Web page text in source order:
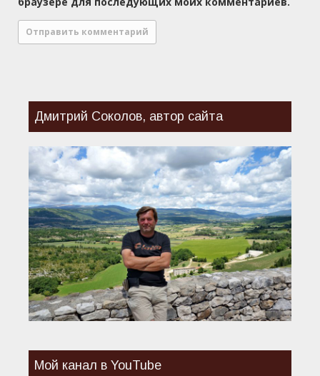
Дмитрий Соколов, автор сайта
Мой канал в YouTube